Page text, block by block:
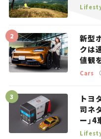
新型
クは
値観
り。
Cars
トヨ
司ネ
ー」4
マと